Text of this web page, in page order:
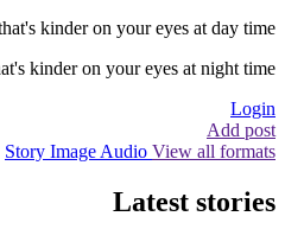
kinder on your eyes at day time.
kinder on your eyes at night time.
Login
Add post
Story Image Audio View all formats
Latest stories